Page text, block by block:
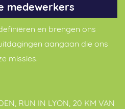
medewerkers
en brengen ons
aangaan die ons
missies.
RUN IN LYON, 20 KM VAN